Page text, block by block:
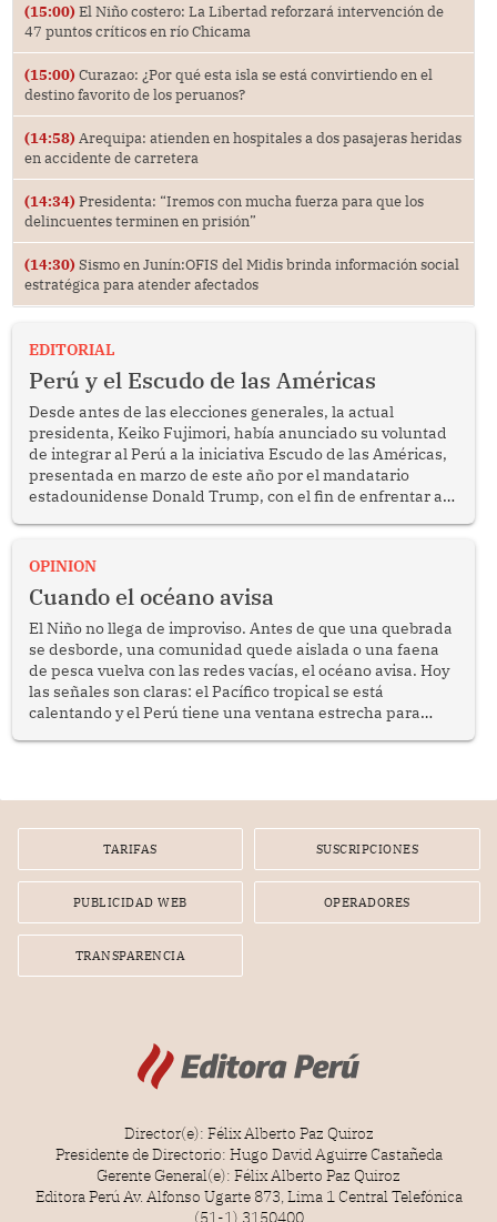
(15:00) El Niño costero: La Libertad reforzará intervención de
47 puntos críticos en río Chicama
(15:00) Curazao: ¿Por qué esta isla se está convirtiendo en el
destino favorito de los peruanos?
(14:58) Arequipa: atienden en hospitales a dos pasajeras heridas
en accidente de carretera
(14:34) Presidenta: “Iremos con mucha fuerza para que los
delincuentes terminen en prisión”
(14:30) Sismo en Junín:OFIS del Midis brinda información social
estratégica para atender afectados
EDITORIAL
Perú y el Escudo de las Américas
Desde antes de las elecciones generales, la actual
presidenta, Keiko Fujimori, había anunciado su voluntad
de integrar al Perú a la iniciativa Escudo de las Américas,
presentada en marzo de este año por el mandatario
estadounidense Donald Trump, con el fin de enfrentar al
OPINION
Cuando el océano avisa
El Niño no llega de improviso. Antes de que una quebrada
se desborde, una comunidad quede aislada o una faena
de pesca vuelva con las redes vacías, el océano avisa. Hoy
las señales son claras: el Pacífico tropical se está
calentando y el Perú tiene una ventana estrecha para
TARIFAS SUSCRIPCIONES
PUBLICIDAD WEB OPERADORES
TRANSPARENCIA
Director(e): Félix Alberto Paz Quiroz
Presidente de Directorio: Hugo David Aguirre Castañeda
Gerente General(e): Félix Alberto Paz Quiroz
Editora Perú Av. Alfonso Ugarte 873, Lima 1 Central Telefónica
(51-1) 3150400